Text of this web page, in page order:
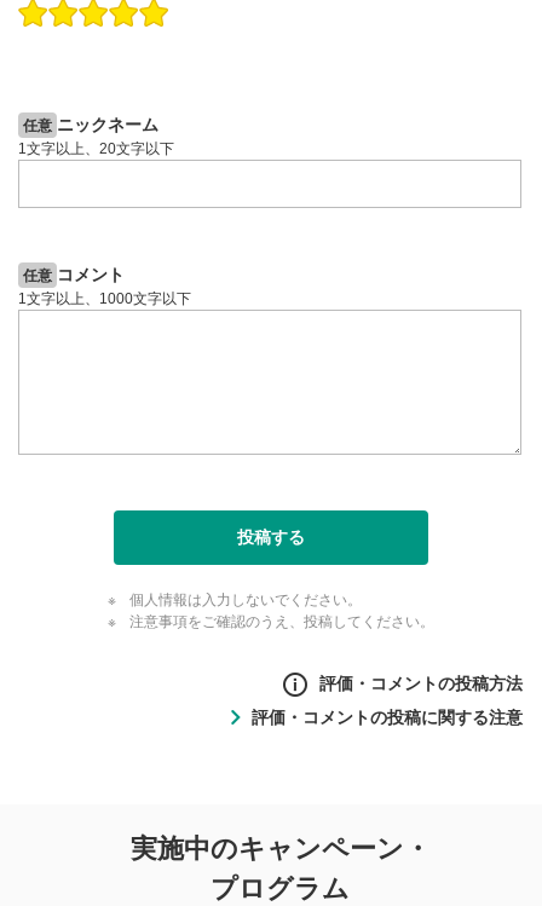
操作説明動画
任意 ニックネーム
1文字以上、20文字以下
任意 コメント
1文字以上、1000文字以下
投稿する
個人情報は入力しないでください。
注意事項をご確認のうえ、投稿してください。
評価・コメントの投稿方法
評価・コメントの投稿に関する注意
投稿に関する注意
実施中のキャンペーン・
プログラム